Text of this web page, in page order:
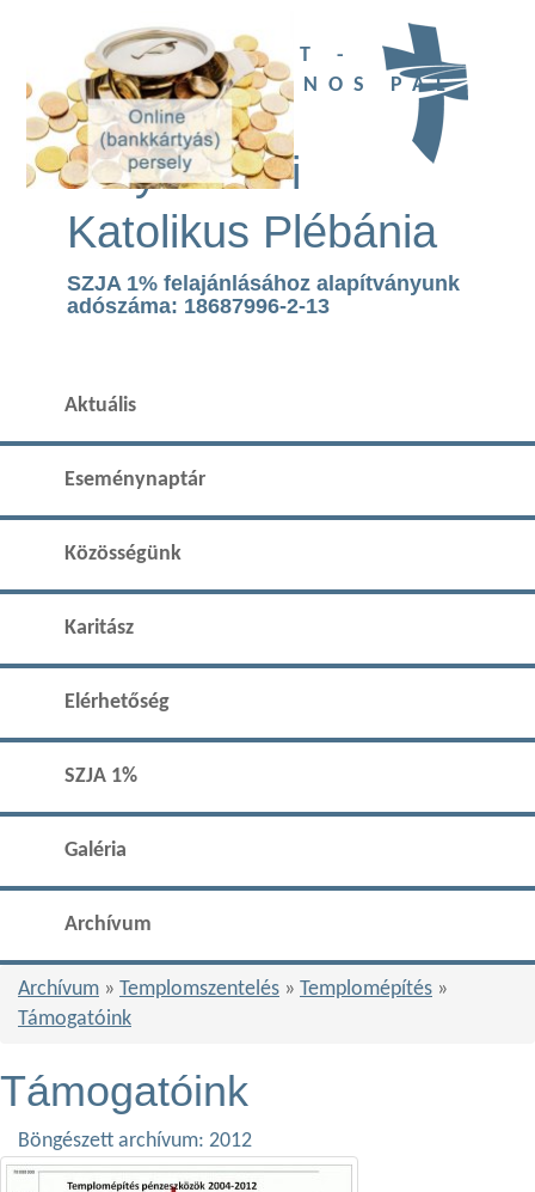
UBI DEUS EST -
SZENT II. JÁNOS PÁL
TEMPLOM
Páty Római
Katolikus Plébánia
SZJA 1% felajánlásához alapítványunk
adószáma: 18687996-2-13
Aktuális
Eseménynaptár
Közösségünk
Karitász
Elérhetőség
SZJA 1%
Galéria
Archívum
Archívum » Templomszentelés » Templomépítés »
Támogatóink
Támogatóink
Böngészett archívum: 2012